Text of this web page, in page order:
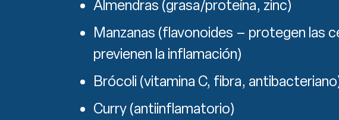
Almendras (grasa/proteína, zinc)
Manzanas (flavonoides – protegen las
previenen la inflamación)
Brócoli (vitamina C, fibra,
Curry (antiinflamatorio)